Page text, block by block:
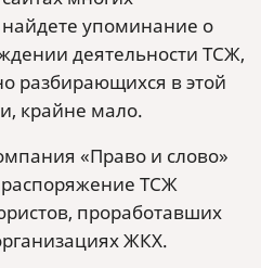
упоминание о
деятельности ТСЖ,
разбирающихся в этой
крайне мало.
«Право и слово»
распоряжение ТСЖ
проработавших
ЖКХ.